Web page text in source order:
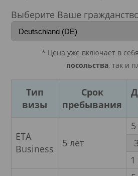
Выберите Ваше
* Цена уже включает в
посольства, так и
Тип
визы
Срок
пребывания
ETA
Business
5 лет